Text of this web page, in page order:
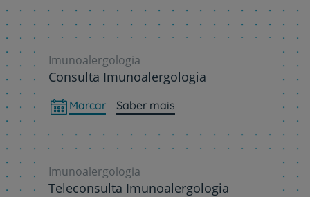
Imunoalergologia
Consulta Imunoalergologia
Marcar Saber mais
Imunoalergologia
Teleconsulta Imunoalergologia